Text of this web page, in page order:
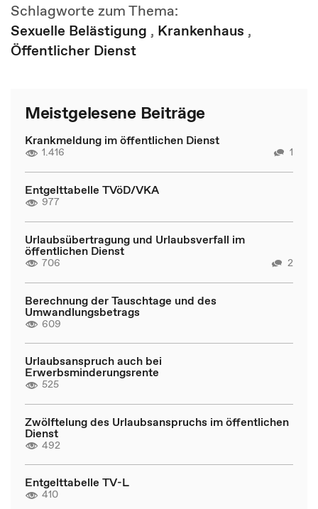
Schlagworte zum Thema:
Sexuelle Belästigung , Krankenhaus ,
Öffentlicher Dienst
Meistgelesene Beiträge
Krankmeldung im öffentlichen Dienst
1.416 1
Entgelttabelle TVöD/VKA
977
Urlaubsübertragung und Urlaubsverfall im
öffentlichen Dienst
706 2
Berechnung der Tauschtage und des
Umwandlungsbetrags
609
Urlaubsanspruch auch bei
Erwerbsminderungsrente
525
Zwölftelung des Urlaubsanspruchs im öffentlichen
Dienst
492
Entgelttabelle TV-L
410